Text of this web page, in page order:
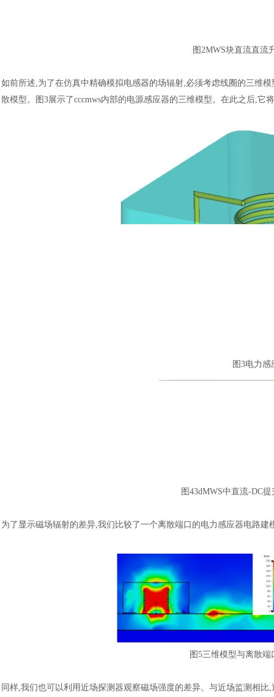
图 2MWS块直流直流
如前所述,为了在仿真中精确模拟电感器的场辐射,必须考虑线圈的三维
散模型。图3展示了cccmws内部的电源感应器的三维模型。在此之后,
图 3电力感
图 43dMWS中直流-DC
为了显示磁场辐射的差异,我们比较了一个离散端口的电力感应器电路建
图 5三维模型与离散
同样,我们也可以利用近场探测器观察磁场强度的差异。与近场监测相